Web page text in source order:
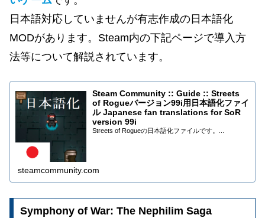
日本語対応していませんが有志作成の日本語化
MODがあります。Steam内の下記ページで導入方
法等について解説されています。
Steam Community :: Guide :: Streets
of Rogueバージョン99i用日本語化ファイ
ル Japanese fan translations for SoR
version 99i
Streets of Rogueの日本語化ファイルです。...
steamcommunity.com
Symphony of War: The Nephilim Saga